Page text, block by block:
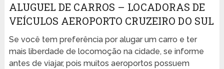
ALUGUEL DE CARROS – LOCADORAS DE
VEÍCULOS AEROPORTO CRUZEIRO DO SUL
Se você tem preferência por alugar um carro e ter
mais liberdade de locomoção na cidade, se informe
antes de viajar, pois muitos aeroportos possuem